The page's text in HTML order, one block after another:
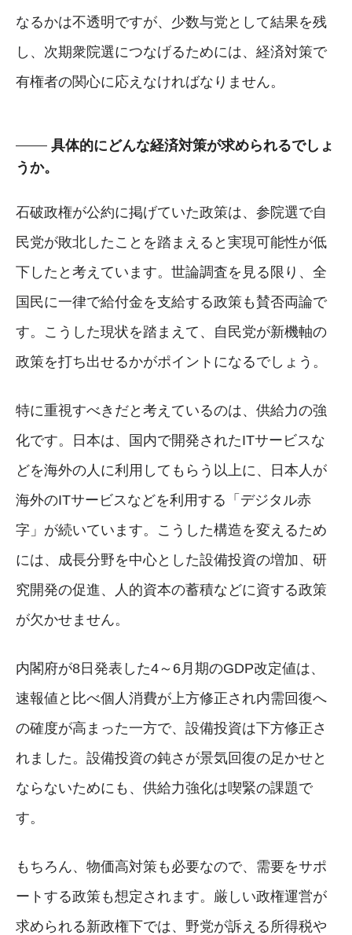
なるかは不透明ですが、少数与党として結果を残
し、次期衆院選につなげるためには、経済対策で
有権者の関心に応えなければなりません。
具体的にどんな経済対策が求められるでしょ
うか。
石破政権が公約に掲げていた政策は、参院選で自
民党が敗北したことを踏まえると実現可能性が低
下したと考えています。世論調査を見る限り、全
国民に一律で給付金を支給する政策も賛否両論で
す。こうした現状を踏まえて、自民党が新機軸の
政策を打ち出せるかがポイントになるでしょう。
特に重視すべきだと考えているのは、供給力の強
化です。日本は、国内で開発されたITサービスな
どを海外の人に利用してもらう以上に、日本人が
海外のITサービスなどを利用する「デジタル赤
字」が続いています。こうした構造を変えるため
には、成長分野を中心とした設備投資の増加、研
究開発の促進、人的資本の蓄積などに資する政策
が欠かせません。
内閣府が8日発表した4～6月期のGDP改定値は、
速報値と比べ個人消費が上方修正され内需回復へ
の確度が高まった一方で、設備投資は下方修正さ
れました。設備投資の鈍さが景気回復の足かせと
ならないためにも、供給力強化は喫緊の課題で
す。
もちろん、物価高対策も必要なので、需要をサポ
ートする政策も想定されます。厳しい政権運営が
求められる新政権下では、野党が訴える所得税や